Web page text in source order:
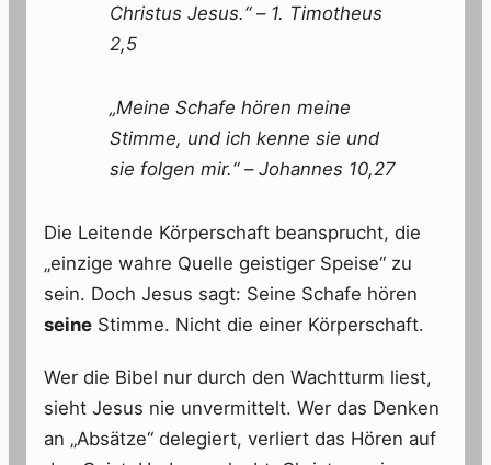
Christus Jesus.“– 1. Timotheus
2,5
„Meine Schafe hören meine
Stimme, und ich kenne sie und
sie folgen mir.“–Johannes 10,27
Die Leitende Körperschaft beansprucht, die
„einzige wahre Quelle geistiger Speise“ zu
sein. Doch Jesus sagt: Seine Schafe hören
seine Stimme. Nicht die einer Körperschaft.
Wer die Bibel nur durch den Wachtturm liest,
sieht Jesus nie unvermittelt. Wer das Denken
an „Absätze“ delegiert, verliert das Hören auf